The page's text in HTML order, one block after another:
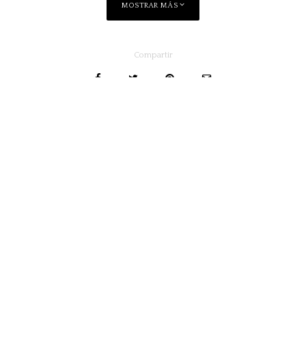
MOSTRAR MÁS
Compartir